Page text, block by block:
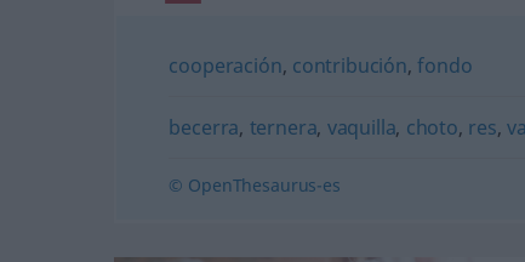
cooperación, contribución,fondo
becerra, ternera, vaquilla, choto, res,
© OpenThesaurus-es